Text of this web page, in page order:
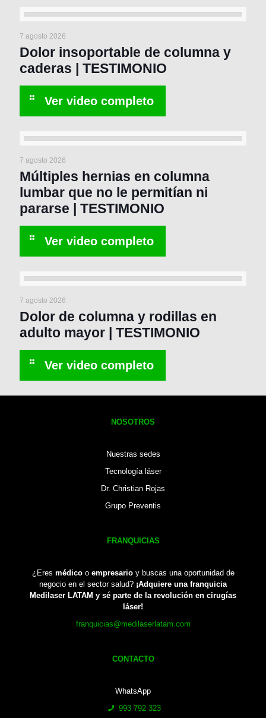
7 agosto 2026
Dolor insoportable de columna y
caderas | TESTIMONIO
7 agosto 2026
Múltiples hernias en columna
lumbar que no le permitían ni
pararse | TESTIMONIO
7 agosto 2026
Dolor de columna y rodillas en
adulto mayor | TESTIMONIO
NOSOTROS
Nuestras sedes
Tecnología láser
Dr. Christian Rojas
Grupo Preventis
FRANQUICIAS
¿Eres médicoo empresarioy buscas una oportunidad de
negocio en el sector salud? ¡Adquiere una franquicia
Medilaser LATAM y sé parte de la revolución en cirugías
láser!
franquicias@medilaserlatam.com
CONTACTO
WhatsApp
993 792 323